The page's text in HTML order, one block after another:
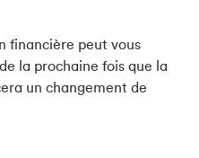
financière peut vous
la prochaine fois que la
un changement de